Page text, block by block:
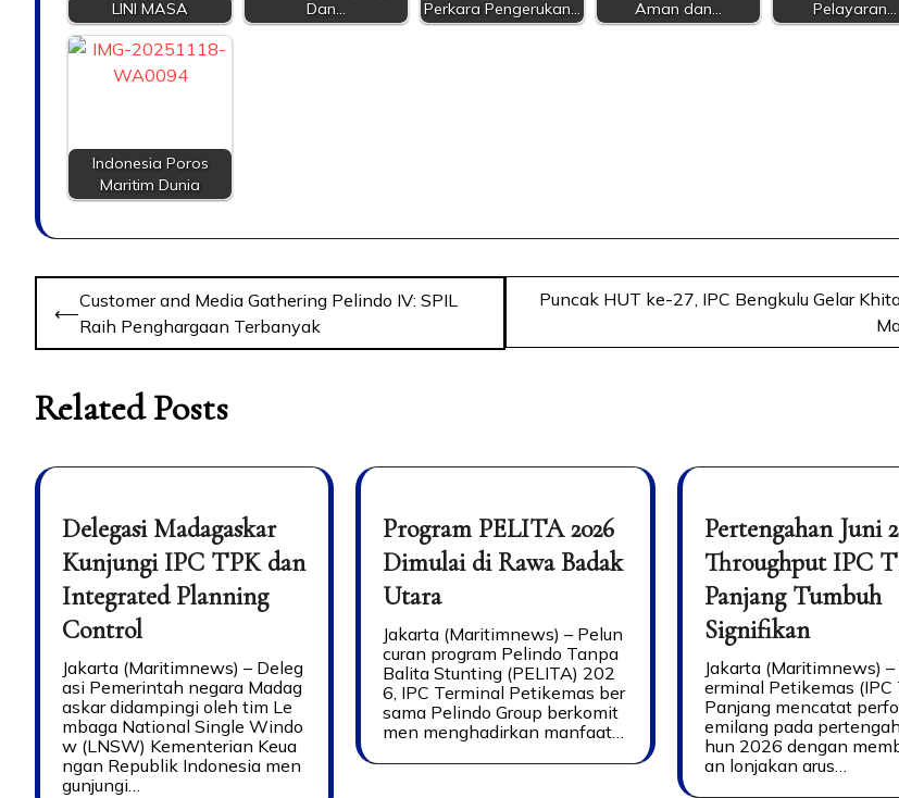
LINI MASA
Dan…
Perkara Pengerukan…
Aman dan…
Pelayaran…
Indonesia Poros
Maritim Dunia
navigation
⟵
Customer and Media Gathering Pelindo IV: SPIL
Raih Penghargaan Terbanyak
Puncak HUT ke-27, IPC Bengkulu Gelar
Related Posts
Delegasi Madagaskar
Kunjungi IPC TPK dan
Integrated Planning
Control
Jakarta (Maritimnews) – Deleg
asi Pemerintah negara Madag
askar didampingi oleh tim Le
mbaga National Single Windo
w (LNSW) Kementerian Keua
ngan Republik Indonesia men
gunjungi…
Program PELITA 2026
Dimulai di Rawa Badak
Utara
Jakarta (Maritimnews) – Pelun
curan program Pelindo Tanpa
Balita Stunting (PELITA) 202
6, IPC Terminal Petikemas ber
sama Pelindo Group berkomit
men menghadirkan manfaat…
Pertengahan Juni
Throughput IPC
Panjang Tumbuh
Signifikan
Jakarta (Maritimnews) –
erminal Petikemas (IPC
Panjang mencatat
emilang pada
hun 2026 dengan
an lonjakan arus…